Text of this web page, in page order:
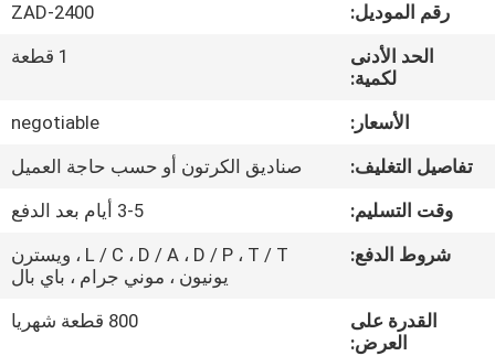
المعمل
مراقبة
الجودة
اتصل
اطلب
رقم الموديل:
ZAD-2400
الحد الأدنى
لكمية:
1 قطعة
الأسعار:
negotiable
تفاصيل التغليف:
صناديق الكرتون أو حسب حاجة العميل
وقت التسليم:
3-5 أيام بعد الدفع
شروط الدفع:
L / C ، D / A ، D / P ، T / T ، ويسترن
يونيون ، موني جرام ، باي بال
القدرة على
العرض:
800 قطعة شهريا